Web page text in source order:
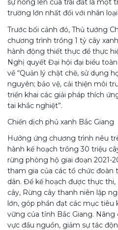
sự nóng lên của trái đất là một
trường lớn nhất đối với nhân loại.
Trước bối cảnh đó, Thủ tướng
chương trình trồng 1 tỷ cây
hành động thiết thực để thực
Nghị quyết Đại hội đại biểu
về “Quản lý chặt chẽ, sử dụng
nguyên; bảo vệ, cải thiện môi
triển khai các giải pháp thích
tai khắc nghiệt”.
Chiến dịch phủ xanh Bắc Giang
Hưởng ứng chương trình nêu
hành kế hoạch trồng 30 triệu
rừng phòng hộ giai đoạn 2021-
tham gia của các tổ chức đoàn
dân. Để kế hoạch được thực
cây, Rừng cây thanh niên lập
lớn, góp phần đạt các mục tiêu
vững của tỉnh Bắc Giang.
vực đầu nguồn, giảm sự tác